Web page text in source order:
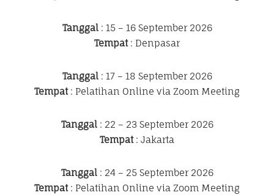
Tanggal: 15 – 16 September 2026
Tempat: Denpasar
Tanggal: 17 – 18 September 2026
Tempat: Pelatihan Online via Zoom Meeting
Tanggal: 22 – 23 September 2026
Tempat: Jakarta
Tanggal: 24 – 25 September 2026
Tempat: Pelatihan Online via Zoom Meeting